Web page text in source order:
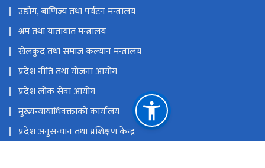
उद्योग, बाणिज्य तथा पर्यटन मन्त्रालय
श्रम तथा यातायात मन्त्रालय
खेलकुद तथा समाज कल्यान मन्त्रालय
प्रदेश नीति तथा योजना आयोग
प्रदेश लोक सेवा आयोग
मुख्यन्यायाधिवक्ताको कार्यालय
प्रदेश अनुसन्धान तथा प्रशिक्षण केन्द्र